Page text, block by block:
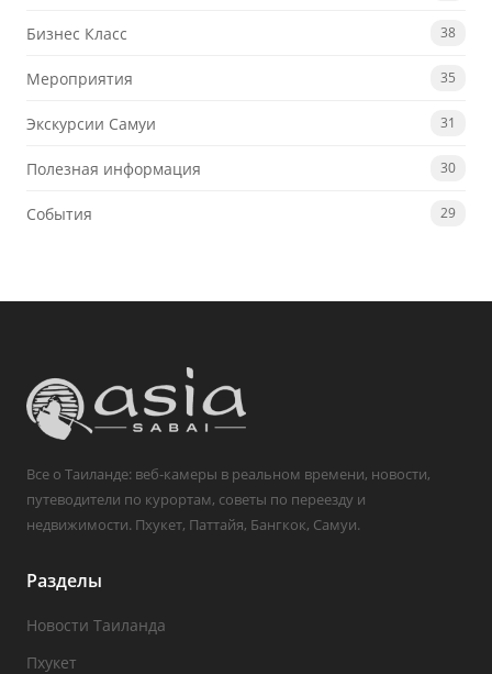
Бизнес Класс 38
Мероприятия 35
Экскурсии Самуи 31
Полезная информация 30
События 29
Все о Таиланде: веб-камеры в реальном времени, новости,
путеводители по курортам, советы по переезду и
недвижимости. Пхукет, Паттайя, Бангкок, Самуи.
Разделы
Новости Таиланда
Пхукет